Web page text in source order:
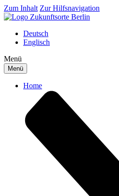
Zum Inhalt Zur Hilfsnavigation
Deutsch
Englisch
Menü
Menü
Home